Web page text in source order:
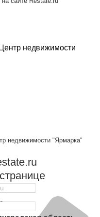
недвижимости
недвижимости "Ярмарка"